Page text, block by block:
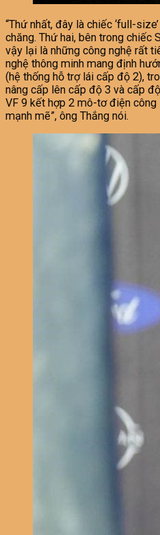
“Thứ nhất, đây là chiếc ‘full-
chăng. Thứ hai, bên trong chiếc
vậy lại là những công nghệ rất
nghệ thông minh mang định
(hệ thống hỗ trợ lái cấp độ 2),
nâng cấp lên cấp độ 3 và cấp
VF 9 kết hợp 2 mô-tơ điện
mạnh mẽ”, ông Thắng nói.